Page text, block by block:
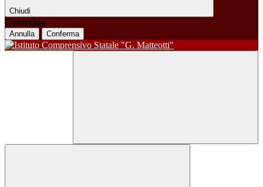
Chiudi
Conferma
Annulla Conferma